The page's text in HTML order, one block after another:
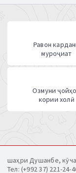
Равон
муроҷиат
Озмуни
кории холӣ
шаҳри Душанбе,
Тел: (+992 37) 221-24-